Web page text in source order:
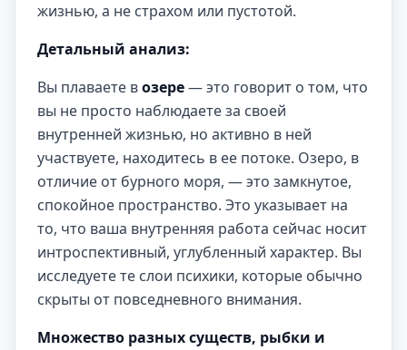
жизнью, а не страхом или пустотой.
Детальный анализ:
Вы плаваете возере— это говорит о том, что
вы не просто наблюдаете за своей
внутренней жизнью, но активно в ней
участвуете, находитесь в ее потоке. Озеро, в
отличие от бурного моря, — это замкнутое,
спокойное пространство. Это указывает на
то, что ваша внутренняя работа сейчас носит
интроспективный, углубленный характер. Вы
исследуете те слои психики, которые обычно
скрыты от повседневного внимания.
Множество разных существ, рыбки и